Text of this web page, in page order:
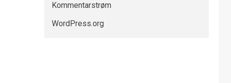
Kommentarstrøm
WordPress.org